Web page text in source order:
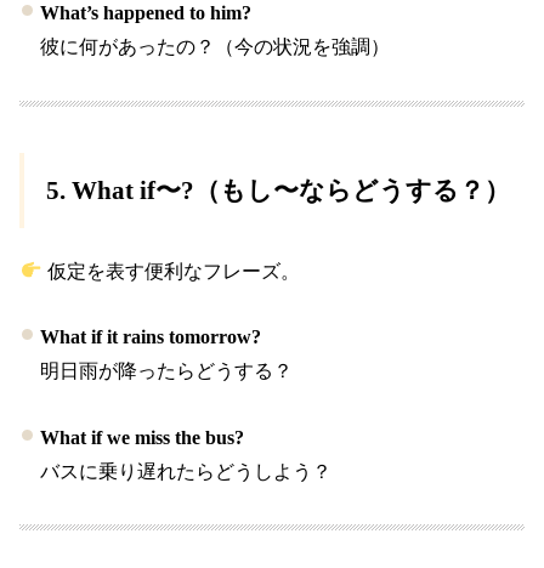
What’s happened to him?
彼に何があったの？（今の状況を強調）
5. What if〜? （もし〜ならどうする？）
仮定を表す便利なフレーズ。
What if it rains tomorrow?
明日雨が降ったらどうする？
What if we miss the bus?
バスに乗り遅れたらどうしよう？